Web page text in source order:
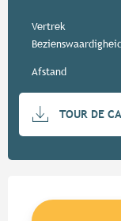
Vertrek
Bezienswaardigheid
Afstand
TOUR DE